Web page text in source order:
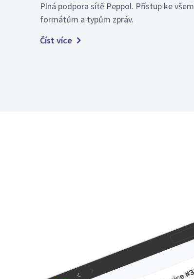
Plná podpora sítě Peppol. Přístup ke všem
formátům a typům zpráv.
Číst více